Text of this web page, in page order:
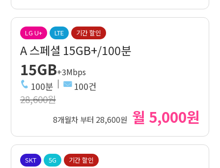
LG U+ LTE 기간 할인
A 스페셜 15GB+/100분
15GB+3Mbps
100분 100건
28,600원
8개월차 부터 28,600원 월 5,000원
SKT 5G 기간 할인